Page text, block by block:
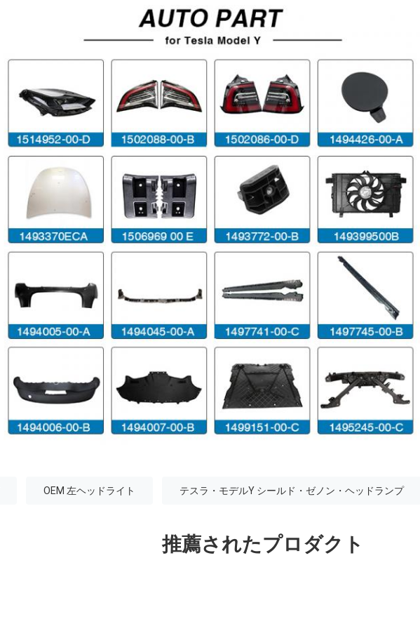
OEM 左ヘッドライト テスラ・モデルY シールド・ゼノン・ヘッドランプ
推薦されたプロダクト